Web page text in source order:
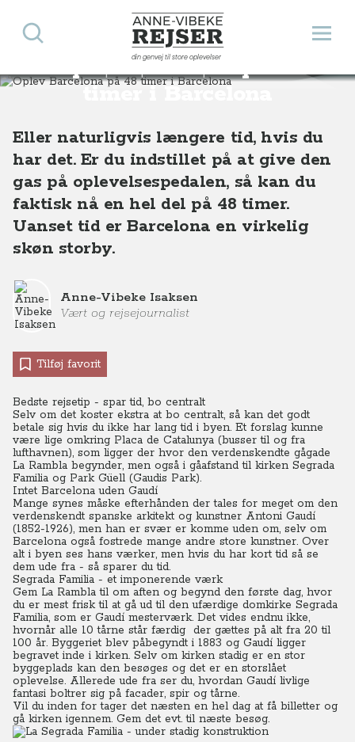
Anne-Vibeke Rejser
din genvej til store oplevelser
Åbn
Søg
Oplev Barcelona på 48
timer i Barcelona
Destinationer Europa Spanien Oplev Barcelona på 48 timer i Barcelona
Eller naturligvis længere tid, hvis du
har det. Er du indstillet på at give den
gas på oplevelsespedalen, så kan du
faktisk nå en hel del på 48 timer.
Uanset tid er Barcelona en virkelig
skøn storby.
Anne-Vibeke Isaksen
Vært og rejsejournalist
Tilføj favorit
Bedste rejsetip - spar tid, bo centralt
Selv om det koster ekstra at bo centralt, så kan det godt
betale sig hvis du ikke har lang tid i byen. Et forslag kunne
være lige omkring Placa de Catalunya (busser til og fra
lufthavnen), som ligger der hvor den verdenskendte gågade
La Rambla begynder, men også i gåafstand til kirken Segrada
Familia og Park Güell (Gaudis Park).
Intet Barcelona uden Gaudí
Mange synes måske efterhånden der tales for meget om den
verdenskendt spanske arkitekt og kunstner Antoni Gaudí
(1852-1926), men han er svær er komme uden om, selv om
Barcelona også fostrede mange andre store kunstner. Over
alt i byen ses hans værker, men hvis du har kort tid så se
dem ude fra - så sparer du tid.
Segrada Familia - et imponerende værk
Gem La Rambla til om aften og begynd den første dag, hvor
du er mest frisk til at gå ud til den ufærdige domkirke Segrada
Familia, som er Gaudí mesterværk. Det vides endnu ikke,
hvornår alle 10 tårne står færdig der gættes på alt fra 20 til
100 år. Byggeriet blev påbegyndt i 1883 og Gaudí ligger
begravet inde i kirken. Selv om kirken stadig er en stor
byggeplads kan den besøges og det er en storslået
oplevelse. Allerede ude fra ser du, hvordan Gaudí livlige
fantasi boltrer sig på facader, spir og tårne.
Vil du inden for tager det næsten en hel dag at få billetter og
gå kirken igennem. Gem det evt. til næste besøg.